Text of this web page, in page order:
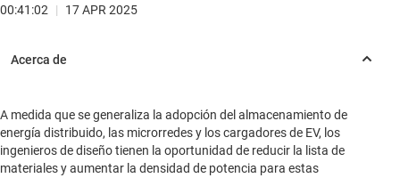
00:41:02 | 17 APR 2025
A medida que se generaliza la adopción del almacenamiento de
energía distribuido, las microrredes y los cargadores de EV, los
ingenieros de diseño tienen la oportunidad de reducir la lista de
materiales y aumentar la densidad de potencia para estas